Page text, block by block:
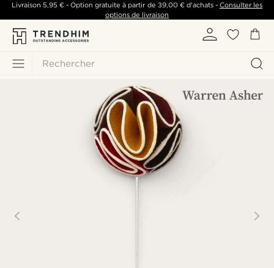
Rechercher
Livraison 5,95 €- Option gratuite à partir de 39,00 €d'achats -Consulter les
options de livraison